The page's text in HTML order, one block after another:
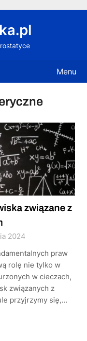
Menu
związane z
2024
praw
rolę nie tylko w
w cieczach,
związanych z
przyjrzymy się,…